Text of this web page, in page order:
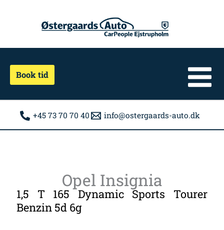
Book tid
+45 73 70 70 40 info@ostergaards-auto.dk
Opel Insignia
1,5 T 165 Dynamic Sports Tourer
Benzin 5d 6g